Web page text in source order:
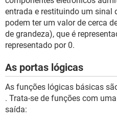
entrada e restituindo um sinal
podem ter um valor de cerca
de grandeza), que é
representado por 0.
As portas lógicas
As funções lógicas básicas
. Trata-se de funções com
saída: